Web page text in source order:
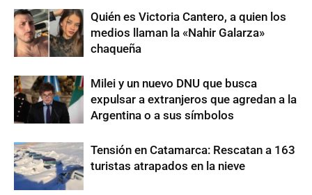
Quién es Victoria Cantero, a quien los
medios llaman la «Nahir Galarza»
chaqueña
Milei y un nuevo DNU que busca
expulsar a extranjeros que agredan a la
Argentina o a sus símbolos
Tensión en Catamarca: Rescatan a 163
turistas atrapados en la nieve